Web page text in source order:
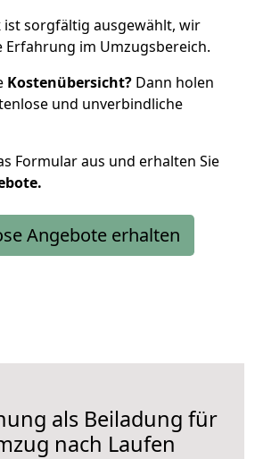
ist sorgfältig ausgewählt, wir
Erfahrung im Umzugsbereich.
Kostenübersicht? Dann holen
und unverbindliche
Formular aus und erhalten Sie
Angebote erhalten
als Beiladung für
nach Laufen